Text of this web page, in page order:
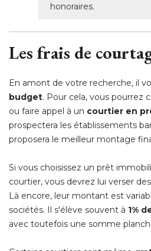
honoraires.
Les frais de
En amont de votre recherche, il
budget. Pour cela, vous pourrez
ou faire appel à un courtier en
prospectera les établissements
proposera le meilleur montage
Si vous choisissez un prêt
courtier, vous devrez lui verser
Là encore, leur montant est
sociétés. Il s'élève souvent à 1%
avec toutefois une somme